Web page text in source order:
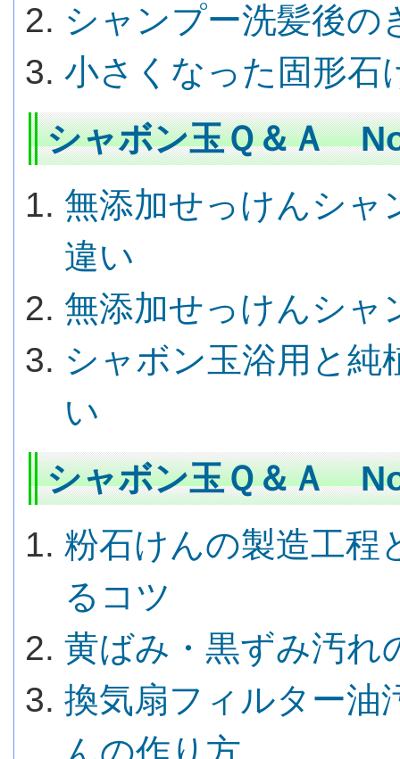
シャンプー洗髪後の
小さくなった固形石
シャボン玉Ｑ＆Ａ
無添加せっけんシ
違い
無添加せっけんシャ
シャボン玉浴用と純
い
シャボン玉Ｑ＆Ａ
粉石けんの製造工程
るコツ
黄ばみ・黒ずみ汚れ
換気扇フィルター油